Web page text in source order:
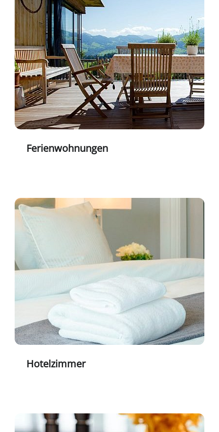
Ferienwohnungen
Hotelzimmer